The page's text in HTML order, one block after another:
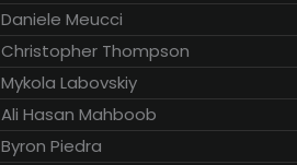
Daniele Meucci
Christopher Thompson
Mykola Labovskiy
Ali Hasan Mahboob
Byron Piedra